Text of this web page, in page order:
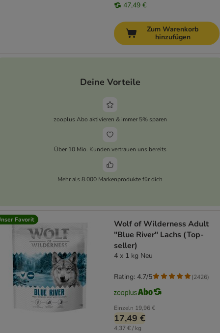
47,49 €
Zum Warenkorb
hinzufügen
Deine Vorteile
zooplus Abo aktivieren & immer 5% sparen
Über 10 Mio. Kunden vertrauen uns bereits
Mehr als 8.000 Markenprodukte für dich
Favorit
Wolf of Wilderness Adult
"Blue River" Lachs (Top-
seller)
4 x 1 kg Neu
Einzeln 19,96 €
17,49 €
4,37 € / kg
Rating: 4.7/5 (2426)